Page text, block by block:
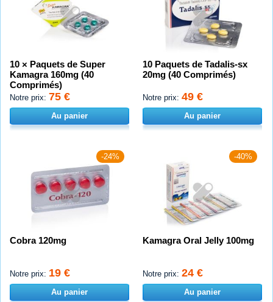
10 × Paquets de Super
Kamagra 160mg (40
Comprimés)
Notre prix: 75 €
Au panier
10 Paquets de Tadalis-sx
20mg (40 Comprimés)
Notre prix: 49 €
Au panier
-24%
Cobra 120mg
Notre prix: 19 €
Au panier
-40%
Kamagra Oral Jelly 100mg
Notre prix: 24 €
Au panier